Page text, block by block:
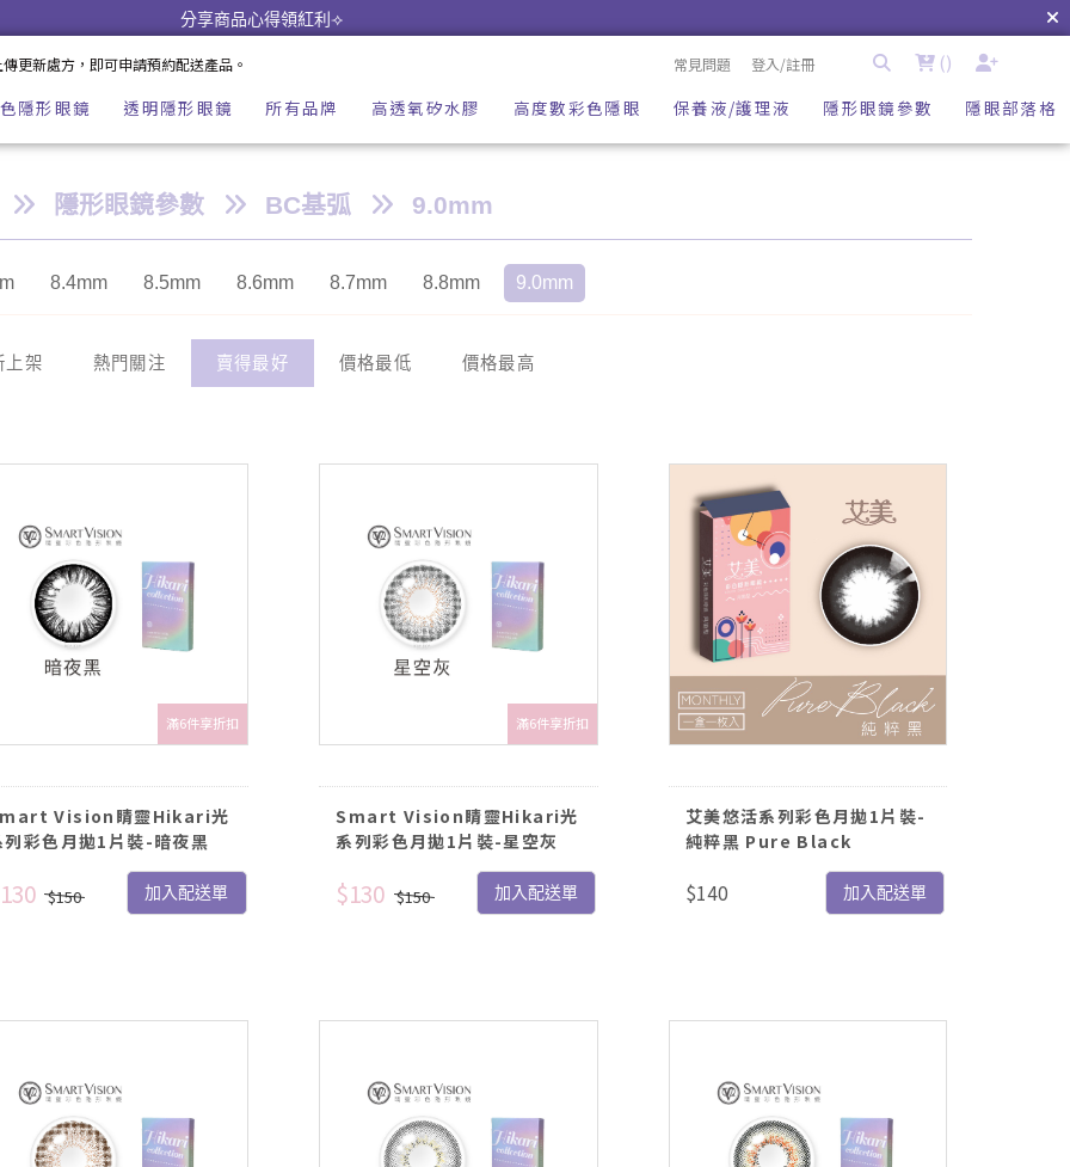
分享商品心得領紅利⟢
更新處方，即可申請預約配送產品。 常見問題 登入/註冊 ()
隱形眼鏡 透明隱形眼鏡 所有品牌 高透氧矽水膠 高度數彩色隱眼 保養液/護理液 隱形眼鏡參數 隱眼部落格
隱形眼鏡參數 BC基弧 9.0mm
8.4mm 8.5mm 8.6mm 8.7mm 8.8mm 9.0mm
上架 熱門關注 賣得最好 價格最低 價格最高
滿6件享折扣
Vision睛靈Hikari光
列彩色月拋1片裝-暗夜黑
$150 加入配送單
滿6件享折扣
Smart Vision睛靈Hikari光
系列彩色月拋1片裝-星空灰
$130 $150 加入配送單
艾美悠活系列彩色月拋1片裝-
純粹黑 Pure Black
$140 加入配送單